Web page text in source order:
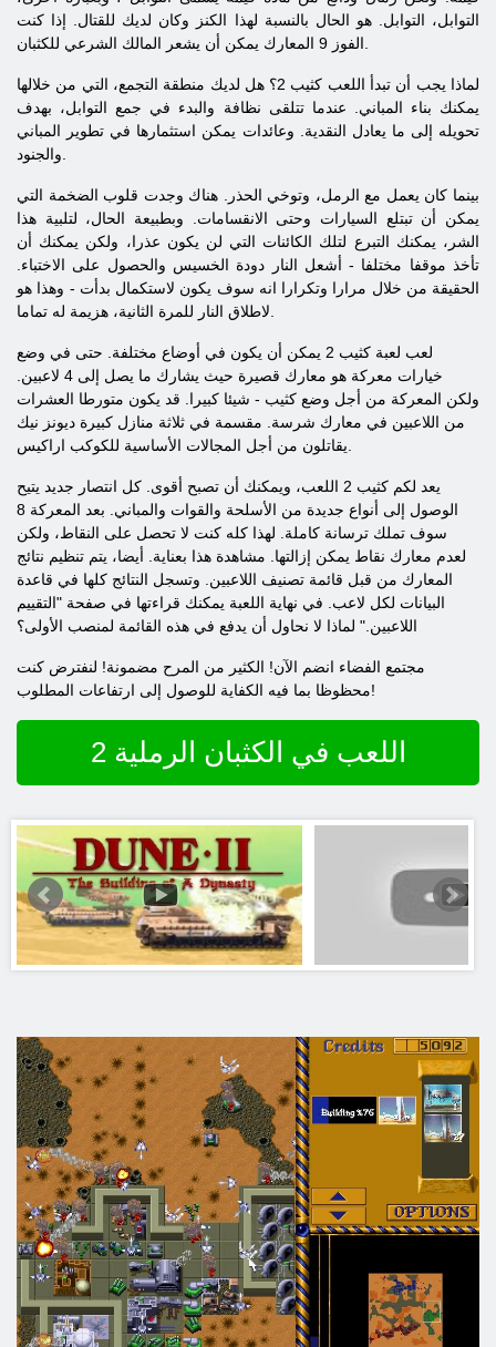
التوابل، التوابل. هو الحال بالنسبة لهذا الكنز وكان لديك للقتال. إذا كنت
لماذا يجب أن تبدأ اللعب كثيب
2؟ هل لديك منطقة التجمع، التي من خلالها
يمكنك بناء المباني. عندما تتلقى نظافة والبدء في جمع التوابل، بهدف
تحويله إلى ما يعادل النقدية. وعائدات يمكن استثمارها في تطوير المباني
بينما كان يعمل مع الرمل، وتوخي الحذر. هناك وجدت قلوب الضخمة التي
يمكن أن تبتلع السيارات وحتى الانقسامات. وبطبيعة الحال، لتلبية هذا
الشر، يمكنك التبرع لتلك الكائنات التي لن يكون عذرا، ولكن يمكنك أن
تأخذ موقفا مختلفا - أشعل النار دودة الخسيس والحصول على الاختباء.
الحقيقة من خلال مرارا وتكرارا انه سوف يكون لاستكمال بدأت - وهذا هو
لعب لعبة كثيب
2 يمكن أن يكون في أوضاع مختلفة. حتى في وضع
خيارات معركة هو معارك قصيرة حيث يشارك ما يصل إلى 4 لاعبين.
ولكن المعركة من أجل وضع كثيب - شيئا كبيرا. قد يكون متورطا العشرات
من اللاعبين في معارك شرسة. مقسمة في ثلاثة منازل كبيرة ديونز نيك
يعد لكم كثيب
2 اللعب، ويمكنك أن تصبح أقوى. كل انتصار جديد يتيح
الوصول إلى أنواع جديدة من الأسلحة والقوات والمباني. بعد المعركة 8
سوف تملك ترسانة كاملة. لهذا كله كنت لا تحصل على النقاط، ولكن
لعدم معارك نقاط يمكن إزالتها. مشاهدة هذا بعناية. أيضا، يتم تنظيم نتائج
المعارك من قبل قائمة تصنيف اللاعبين. وتسجل النتائج كلها في قاعدة
البيانات لكل لاعب. في نهاية اللعبة يمكنك قراءتها في صفحة "التقييم
اللاعبين." لماذا لا نحاول أن يدفع في هذه القائمة لمنصب الأولى؟
مجتمع الفضاء انضم الآن! الكثير من المرح مضمونة! لنفترض كنت
محظوظا بما فيه الكفاية للوصول إلى ارتفاعات المطلوب!
اللعب في الكثبان الرملية 2